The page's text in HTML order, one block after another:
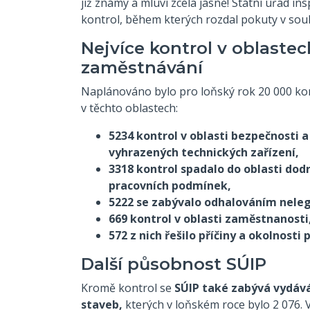
kontrol, během kterých rozdal pokuty v
Nejvíce kontrol v
zaměstnávání
Naplánováno bylo pro loňský rok 20 000
v těchto oblastech:
5234 kontrol v oblasti bezpečnosti
vyhrazených technických zařízení,
3318 kontrol spadalo do oblasti
pracovních podmínek,
5222 se zabývalo odhalováním
669 kontrol v oblasti
572 z nich řešilo příčiny a okolnosti
Další působnost SÚIP
Kromě kontrol se SÚIP také zabývá
staveb, kterých v loňském roce bylo 2 076.